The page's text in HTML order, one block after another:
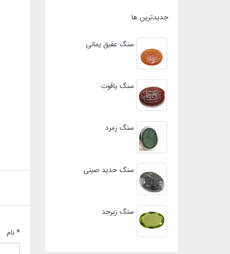
جدیدترین ها
سنگ عقیق یمانی
سنگ یاقوت
سنگ زمرد
سنگ حدید صینی
سنگ زبرجد
* نام